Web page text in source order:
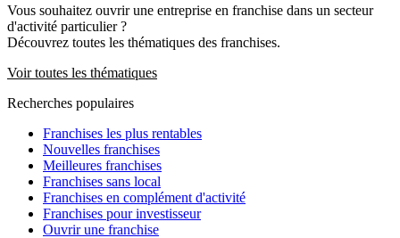
Vous souhaitez ouvrir une entreprise en franchise dans un secteur
d'activité particulier ?
Découvrez toutes les thématiques des franchises.
Voir toutes les thématiques
Recherches populaires
Franchises les plus rentables
Nouvelles franchises
Meilleures franchises
Franchises sans local
Franchises en complément d'activité
Franchises pour investisseur
Ouvrir une franchise